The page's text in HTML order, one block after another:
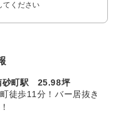
てください
砂町駅 25.98坪
徒歩11分！バー居抜き